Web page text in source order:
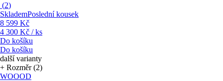
(2)
SklademPoslední kousek
8 599 Kč
4 300 Kč / ks
Do košíku
Do košíku
další varianty
+ Rozměr (2)
WOOOD